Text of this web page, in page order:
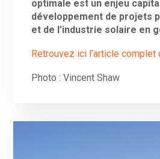
optimale est un enjeu
développement de projets
et de l’industrie solaire en
Retrouvez ici l’article complet
Photo : Vincent Shaw